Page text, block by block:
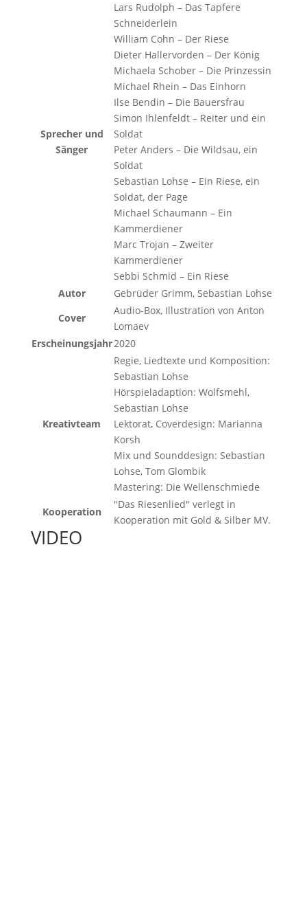
Sprecher und
Sänger
Lars Rudolph – Das Tapfere
Schneiderlein
William Cohn – Der Riese
Dieter Hallervorden – Der König
Michaela Schober – Die Prinzessin
Michael Rhein – Das Einhorn
Ilse Bendin – Die Bauersfrau
Simon Ihlenfeldt – Reiter und ein
Soldat
Peter Anders – Die Wildsau, ein
Soldat
Sebastian Lohse – Ein Riese, ein
Soldat, der Page
Michael Schaumann – Ein
Kammerdiener
Marc Trojan – Zweiter
Kammerdiener
Sebbi Schmid – Ein Riese
Autor
Gebrüder Grimm, Sebastian Lohse
Cover
Audio-Box, Illustration von Anton
Lomaev
Erscheinungsjahr2020
Kreativteam
Regie, Liedtexte und Komposition:
Sebastian Lohse
Hörspieladaption: Wolfsmehl,
Sebastian Lohse
Lektorat, Coverdesign: Marianna
Korsh
Mix und Sounddesign: Sebastian
Lohse, Tom Glombik
Mastering: Die Wellenschmiede
Kooperation
"Das Riesenlied" verlegt in
Kooperation mit Gold & Silber MV.
VIDEO